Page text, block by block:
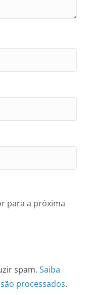
para a próxima
spam. Saiba
processados.